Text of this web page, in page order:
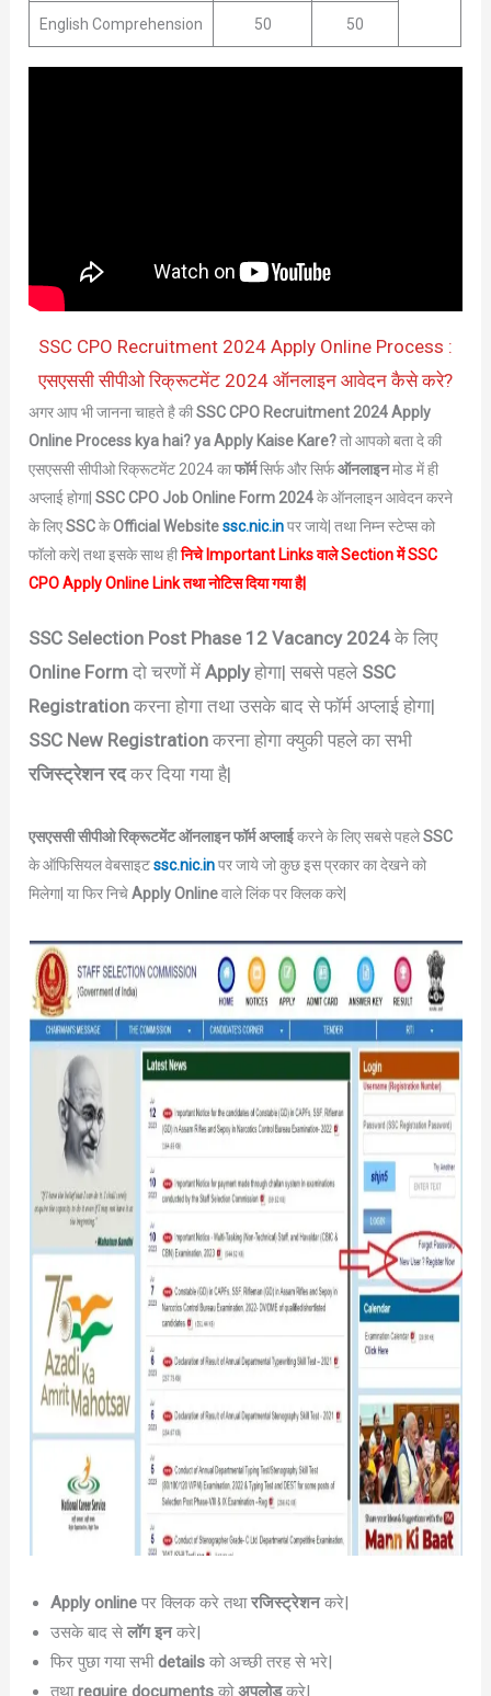
English Comprehension 50 50
SSC CPO Recruitment 2024 Apply Online Process :
एसएससी सीपीओ रिक्रूटमेंट 2024 ऑनलाइन आवेदन कैसे करे?
अगर आप भी जानना चाहते है कीSSC CPO Recruitment 2024 Apply
Online Process kya hai? ya Apply Kaise Kare?तो आपको बता दे की
एसएससी सीपीओ रिक्रूटमेंट 2024काफॉर्मसिर्फ और सिर्फऑनलाइनमोड में ही
अप्लाई होगा|SSC CPO JobOnline Form 2024के ऑनलाइन आवेदन करने
के लिएSSCकेOfficial Websitessc.nic.inपर जाये| तथा निम्न स्टेप्स को
फॉलो करे| तथा इसके साथ हीनिचे Important Links वाले Section में SSC
CPO Apply Online Link तथा नोटिस दिया गया है|
SSC Selection Post Phase 12 Vacancy 2024 के लिए
Online Formदो चरणों मेंApplyहोगा| सबसे पहले SSC
Registration करना होगा तथा उसके बाद से फॉर्म अप्लाई होगा|
SSC New Registration करना होगा क्युकी पहले का सभी
रजिस्ट्रेशन रदकर दिया गया है|
एसएससी सीपीओ रिक्रूटमेंट ऑनलाइन फॉर्म अप्लाईकरने के लिए सबसे पहलेSSC
के ऑफिसियल वेबसाइटssc.nic.inपर जाये जो कुछ इस प्रकार का देखने को
मिलेगा| या फिर निचेApply Onlineवाले लिंक पर क्लिक करे|
Apply online पर क्लिक करे तथारजिस्ट्रेशनकरे|
उसके बाद सेलॉग इनकरे|
फिर पुछा गया सभीdetailsको अच्छी तरह से भरे|
तथाrequire documentsकोअपलोडकरे|